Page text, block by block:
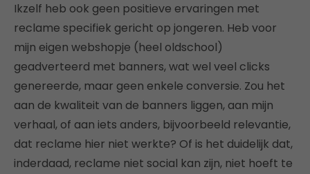
Ikzelf heb ook geen positieve ervaringen met
reclame specifiek gericht op jongeren. Heb voor
mijn eigen webshopje (heel oldschool)
geadverteerd met banners, wat wel veel clicks
genereerde, maar geen enkele conversie. Zou het
aan de kwaliteit van de banners liggen, aan mijn
verhaal, of aan iets anders, bijvoorbeeld relevantie,
dat reclame hier niet werkte? Of is het duidelijk dat,
inderdaad, reclame niet social kan zijn, niet hoeft te